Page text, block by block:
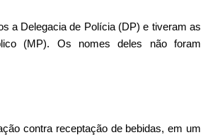
a Delegacia de Polícia (DP) e tiveram as
(MP). Os nomes deles não foram
contra receptação de bebidas, em um